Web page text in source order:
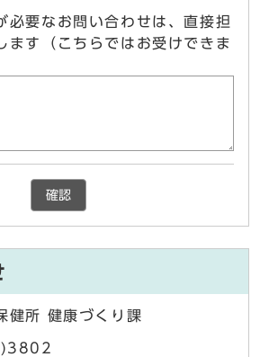
必要なお問い合わせは、直接担
ます（こちらではお受けできま
確認
健所 健康づくり課